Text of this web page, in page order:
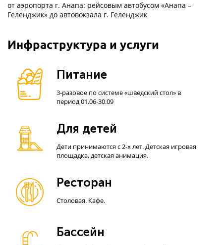
от аэропорта г. Анапа: рейсовым автобусом «Анапа –
Геленджик» до автовокзала г. Геленджик
Инфраструктура и услуги
Питание
3-разовое по системе «шведский стол» в
период 01.06-30.09
Для детей
Дети принимаются с 2-х лет. Детская игровая
площадка, детская анимация.
Ресторан
Столовая. Кафе.
Бассейн